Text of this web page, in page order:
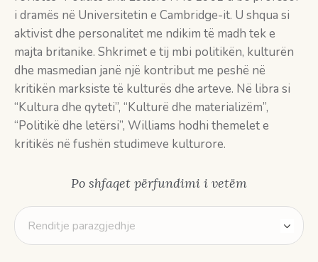
i dramës në Universitetin e Cambridge-it. U shqua si
aktivist dhe personalitet me ndikim të madh tek e
majta britanike. Shkrimet e tij mbi politikën, kulturën
dhe masmedian janë një kontribut me peshë në
kritikën marksiste të kulturës dhe arteve. Në libra si
“Kultura dhe qyteti”, “Kulturë dhe materializëm”,
“Politikë dhe letërsi”, Williams hodhi themelet e
kritikës në fushën studimeve kulturore.
Po shfaqet përfundimi i vetëm